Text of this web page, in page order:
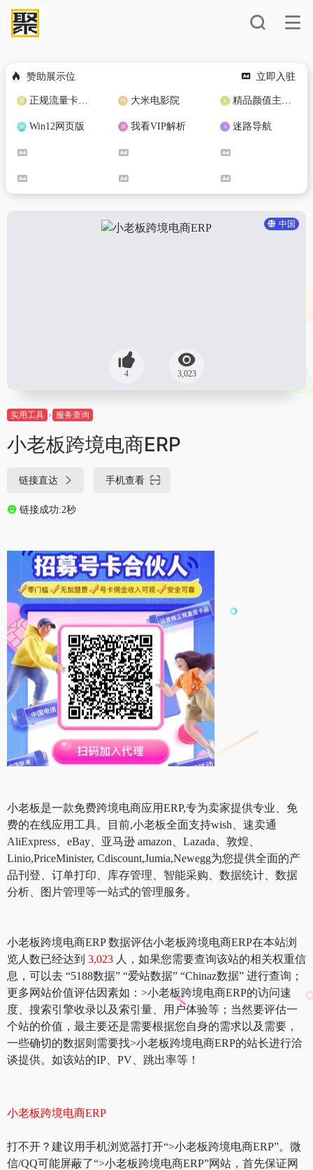
赞助展示位 立即入驻
正规流量卡免费加盟合作 大米电影院 精品颜值主播定制
Win12网页版 我看VIP解析 迷路导航
中国
4 3,023
实用工具 服务查询
小老板跨境电商ERP
链接直达 手机查看
链接成功:2秒
小老板是一款免费跨境电商应用ERP,专为卖家提供专业、免
费的在线应用工具。目前,小老板全面支持wish、速卖通
AliExpress、eBay、亚马逊 amazon、Lazada、敦煌、
Linio,PriceMinister, Cdiscount,Jumia,Newegg为您提供全面的产
品刊登、订单打印、库存管理、智能采购、数据统计、数据
分析、图片管理等一站式的管理服务。
小老板跨境电商ERP 数据评估小老板跨境电商ERP在本站浏
览人数已经达到 3,023 人，如果您需要查询该站的相关权重信
息，可以去 “5188数据” “爱站数据” “Chinaz数据” 进行查询；
更多网站价值评估因素如：>小老板跨境电商ERP的访问速
度、搜索引擎收录以及索引量、用户体验等；当然要评估一
个站的价值，最主要还是需要根据您自身的需求以及需要，
一些确切的数据则需要找>小老板跨境电商ERP的站长进行洽
谈提供。如该站的IP、PV、跳出率等！
小老板跨境电商ERP
打不开？建议用手机浏览器打开“>小老板跨境电商ERP”。微
信/QQ可能屏蔽了“>小老板跨境电商ERP”网站，首先保证网